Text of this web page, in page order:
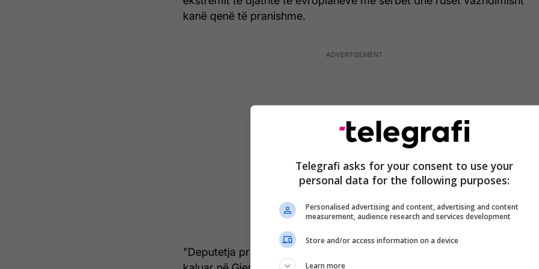
kanë qenë të pranishme.
"Deputetja propagandiste gjermane Zaklin Nastic, gjatë javës së
Telegrafi asks for your consent to use your
personal data for the following purposes:
Personalised advertising and content, advertising and content
measurement, audience research and services development
Store and/or access information on a device
Learn more